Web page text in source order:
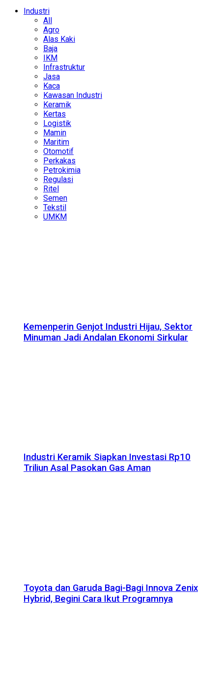
Industri
All
Agro
Alas Kaki
Baja
IKM
Infrastruktur
Jasa
Kaca
Kawasan Industri
Keramik
Kertas
Logistik
Mamin
Maritim
Otomotif
Perkakas
Petrokimia
Regulasi
Ritel
Semen
Tekstil
UMKM
Kemenperin Genjot Industri Hijau, Sektor
Minuman Jadi Andalan Ekonomi Sirkular
Industri Keramik Siapkan Investasi Rp10
Triliun Asal Pasokan Gas Aman
Toyota dan Garuda Bagi-Bagi Innova Zenix
Hybrid, Begini Cara Ikut Programnya